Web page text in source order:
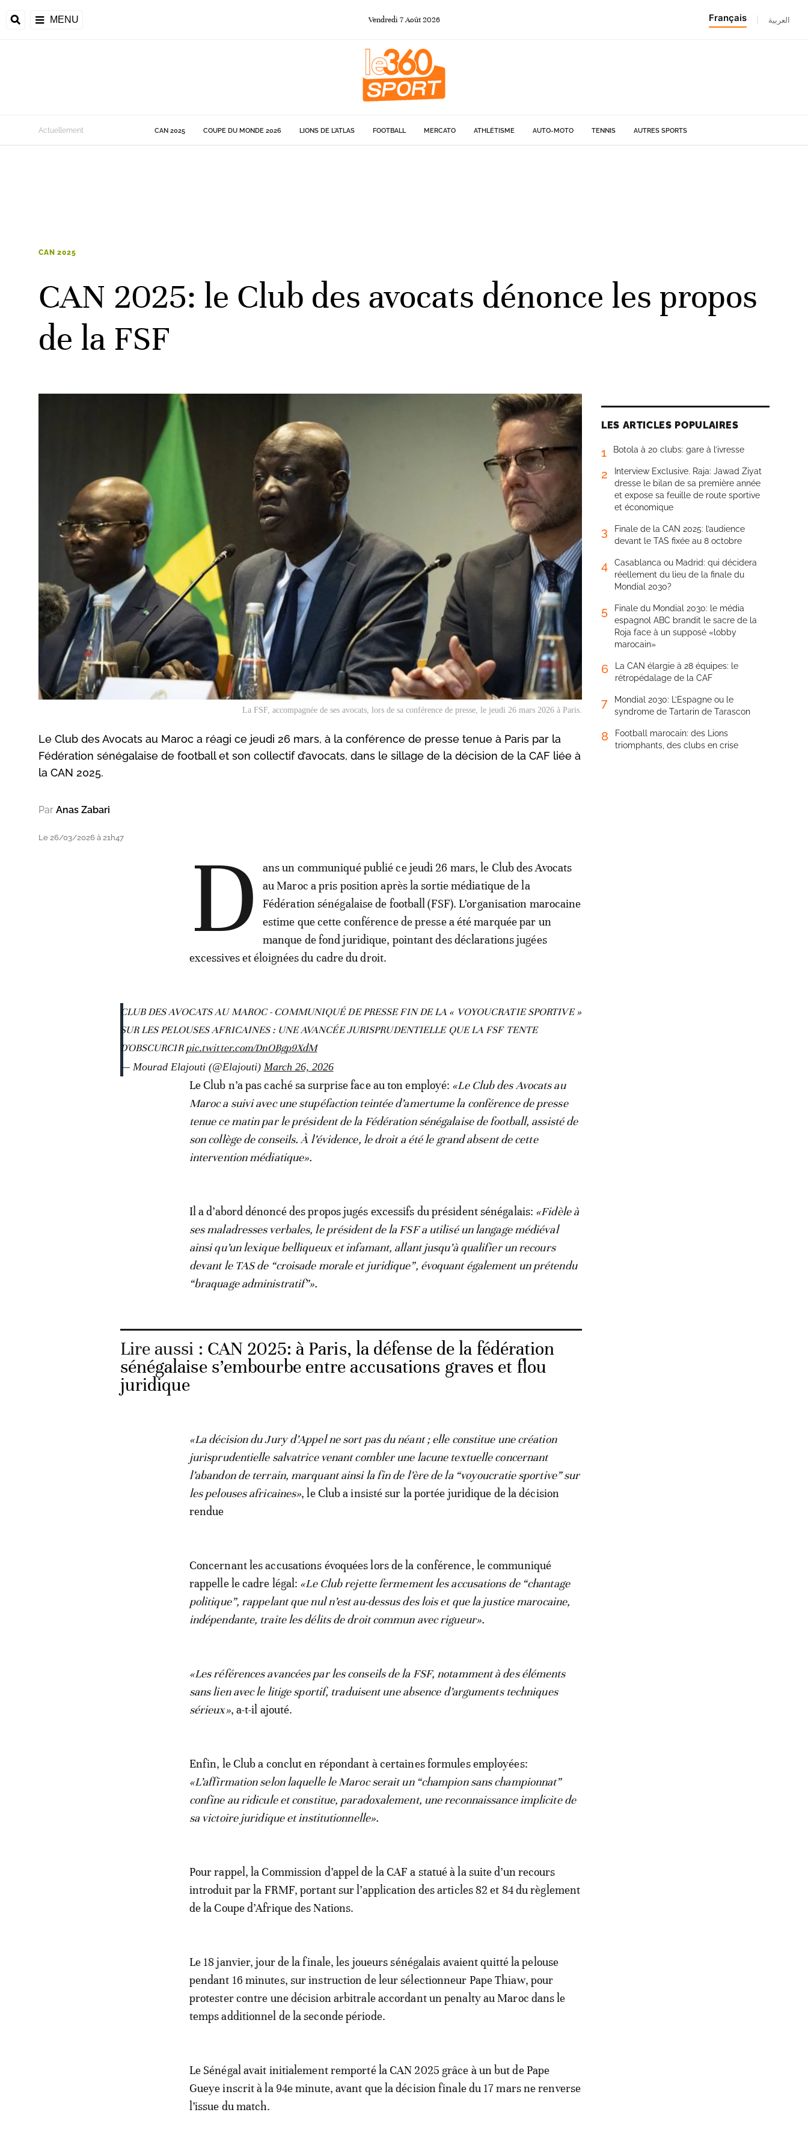
MENU Vendredi 7Août 2026 Français العربية
de la CAF
Actuellement CAN 2025 COUPE DU MONDE 2026 LIONS DE L'ATLAS FOOTBALL MERCATO ATHLÉTISME AUTO-MOTO TENNIS AUTRES SPORTS
CAN 2025
CAN 2025: le Club des avocats dénonce les propos
de la FSF
La FSF, accompagnée de ses avocats, lors de sa conférence de presse, le jeudi 26 mars 2026 à Paris.
Le Club des Avocats au Maroc a réagi ce jeudi 26 mars, à la conférence de presse tenue à Paris par la
Fédération sénégalaise de football et son collectif d’avocats, dans le sillage de la décision de la CAF liée à
la CAN 2025.
Par Anas Zabari
Le 26/03/2026 à 21h47 D
ans un communiqué publié ce jeudi 26 mars, le Club des Avocats
au Maroc a pris position après la sortie médiatique de la
Fédération sénégalaise de football (FSF). L’organisation marocaine
estime que cette conférence de presse a été marquée par un
manque de fond juridique, pointant des déclarations jugées
excessives et éloignées du cadre du droit.
CLUB DES AVOCATS AU MAROC - COMMUNIQUÉ DE PRESSE FIN DE LA « VOYOUCRATIE SPORTIVE »
SUR LES PELOUSES AFRICAINES : UNE AVANCÉE JURISPRUDENTIELLE QUE LA FSF TENTE
D'OBSCURCIRpic.twitter.com/DnOBgp9XdM
— Mourad Elajouti (@Elajouti) March 26, 2026
Le Club n’a pas caché sa surprise face au ton employé: «Le Club des Avocats au
Maroc a suivi avec une stupéfaction teintée d’amertume la conférence de presse
tenue ce matin par le président de la Fédération sénégalaise de football, assisté de
son collège de conseils. À l’évidence, le droit a été le grand absent de cette
intervention médiatique».
Il a d’abord dénoncé des propos jugés excessifs du président sénégalais: «Fidèle à
ses maladresses verbales, le président de la FSF a utilisé un langage médiéval
ainsi qu’un lexique belliqueux et infamant, allant jusqu’à qualifier un recours
devant le TAS de “croisade morale et juridique”, évoquant également un prétendu
“braquage administratif”».
Lire aussi : CAN 2025: à Paris, la défense de la fédération
sénégalaise s’embourbe entre accusations graves et flou
juridique
«La décision du Jury d’Appel ne sort pas du néant ; elle constitue une création
jurisprudentielle salvatrice venant combler une lacune textuelle concernant
l’abandon de terrain, marquant ainsi la fin de l’ère de la “voyoucratie sportive” sur
les pelouses africaines», le Club a insisté sur la portée juridique de la décision
rendue
Concernant les accusations évoquées lors de la conférence, le communiqué
rappelle le cadre légal: «Le Club rejette fermement les accusations de “chantage
politique”, rappelant que nul n’est au-dessus des lois et que la justice marocaine,
indépendante, traite les délits de droit commun avec rigueur».
«Les références avancées par les conseils de la FSF, notamment à des éléments
sans lien avec le litige sportif, traduisent une absence d’arguments techniques
sérieux», a-t-il ajouté.
Enfin, le Club a conclut en répondant à certaines formules employées:
«L’affirmation selon laquelle le Maroc serait un “champion sans championnat”
confine au ridicule et constitue, paradoxalement, une reconnaissance implicite de
sa victoire juridique et institutionnelle».
Pour rappel, la Commission d’appel de la CAF a statué à la suite d’un recours
introduit par la FRMF, portant sur l’application des articles 82 et 84 du règlement
de la Coupe d’Afrique des Nations.
Le 18 janvier, jour de la finale, les joueurs sénégalais avaient quitté la pelouse
pendant 16 minutes, sur instruction de leur sélectionneur Pape Thiaw, pour
protester contre une décision arbitrale accordant un penalty au Maroc dans le
temps additionnel de la seconde période.
Le Sénégal avait initialement remporté la CAN 2025 grâce à un but de Pape
Gueye inscrit à la 94e minute, avant que la décision finale du 17 mars ne renverse
l’issue du match.
LES ARTICLES POPULAIRES
1 Botola à 20 clubs: gare à l’ivresse
2
Interview Exclusive. Raja: Jawad Ziyat
dresse le bilan de sa première année
et expose sa feuille de route sportive
et économique
3
Finale de la CAN 2025: l’audience
devant le TAS fixée au 8 octobre
4
Casablanca ou Madrid: qui décidera
réellement du lieu de la finale du
Mondial 2030?
5
Finale du Mondial 2030: le média
espagnol ABC brandit le sacre de la
Roja face à un supposé «lobby
marocain»
6
La CAN élargie à 28 équipes: le
rétropédalage de la CAF
7
Mondial 2030: L’Espagne ou le
syndrome de Tartarin de Tarascon
8
Football marocain: des Lions
triomphants, des clubs en crise